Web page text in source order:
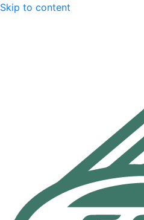
Skip to content